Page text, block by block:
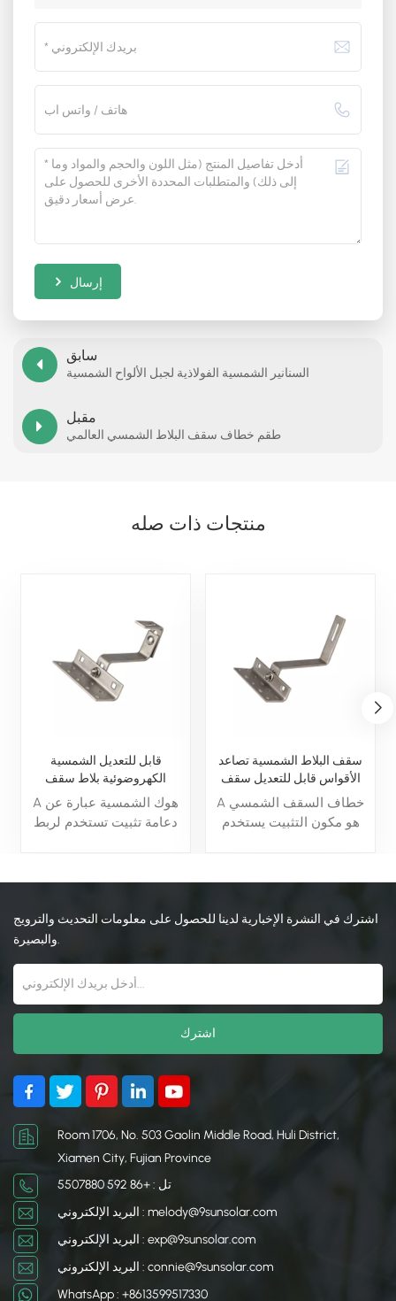
إرسال
سابق
السنانير الشمسية الفولاذية لجبل الألواح الشمسية
مقبل
طقم خطاف سقف البلاط الشمسي العالمي
منتجات ذات صله
قابل للتعديل الشمسية
الكهروضوئية بلاط سقف
السنانير لجبل السقف الشمسيA هوك الشمسية عبارة عن
دعامة تثبيت تستخدم لربط
يضمن المحاذاة والاستقرار
حاسمًا في تحسين أداء
ومتانة أنظمة الطاقة
هيكل دعم موثوق ومقاوم
سقف البلاط الشمسية تصاعد
الأقواس قابل للتعديل سقف
A خطاف السقف الشمسي
هو مكون التثبيت يستخدم
مما يضمن الاستقرار
الطاقة الأمثل. إنه مصمم
اشترك في النشرة الإخبارية لدينا للحصول على معلومات التحديث والترويج
والبصيرة.
Room 1706, No. 503 Gaolin Middle Road, Huli District,
Xiamen City, Fujian Province
تل : +86 592 5507880
البريد الإلكتروني : melody@9sunsolar.com
البريد الإلكتروني : exp@9sunsolar.com
البريد الإلكتروني : connie@9sunsolar.com
WhatsApp : +8613599517330